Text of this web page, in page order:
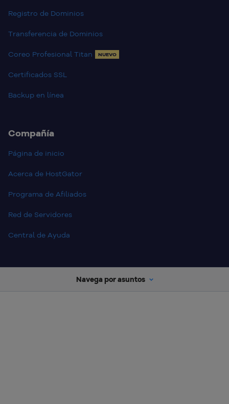
Navega por asuntos
Registro de Dominios
Transferencia de Dominios
Coreo Profesional Titan NUEVO
Certificados SSL
Backup en línea
Compañía
Página de inicio
Acerca de HostGator
Programa de Afiliados
Red de Servidores
Central de Ayuda